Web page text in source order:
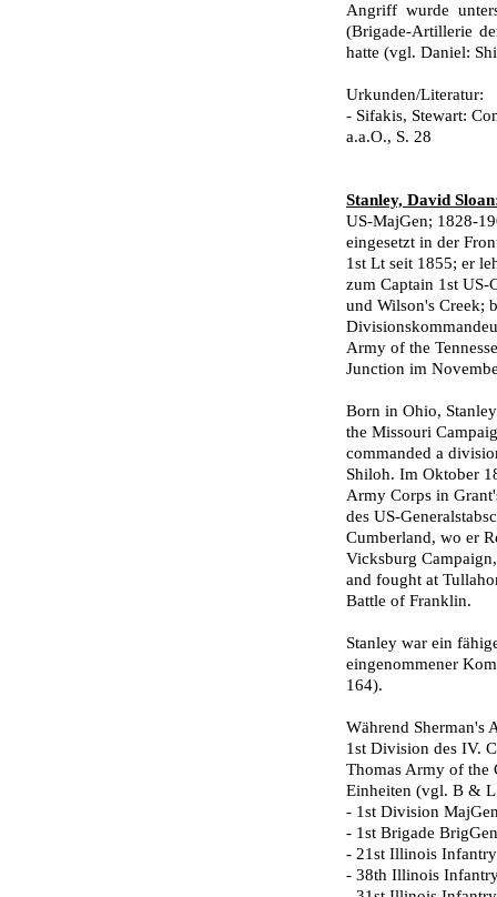
Angriff wurde
(Brigade-Artillerie
hatte (vgl. Daniel:
Urkunden/Literatur:
- Sifakis, Stewart:
a.a.O., S. 28
Stanley, David
US-MajGen; 1828-
eingesetzt in der
1st Lt seit 1855; er
zum Captain 1st
und Wilson's Creek;
Army of the
Junction im
Born in Ohio,
the Missouri
commanded a
Shiloh. Im Oktober
Army Corps in
des US-
Cumberland, wo er
Vicksburg
and fought at
Battle of Franklin.
Stanley war ein
eingenommener
164).
Während Sherman's
1st Division des IV.
Thomas Army of the
Einheiten (vgl. B &
- 1st Division
- 1st Brigade
- 21st Illinois
- 38th Illinois